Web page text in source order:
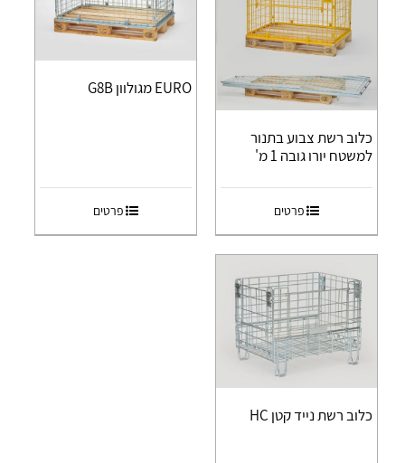
כלוב רשת צבוע בתנור
למשטח יורו גובה 1 מ'
פרטים
EURO מגולוון G8B
פרטים
כלוב רשת נייד קטן HC